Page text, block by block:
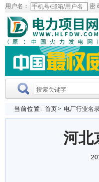
用户名： 密
当前位置: 首页> 电厂行业名
河北